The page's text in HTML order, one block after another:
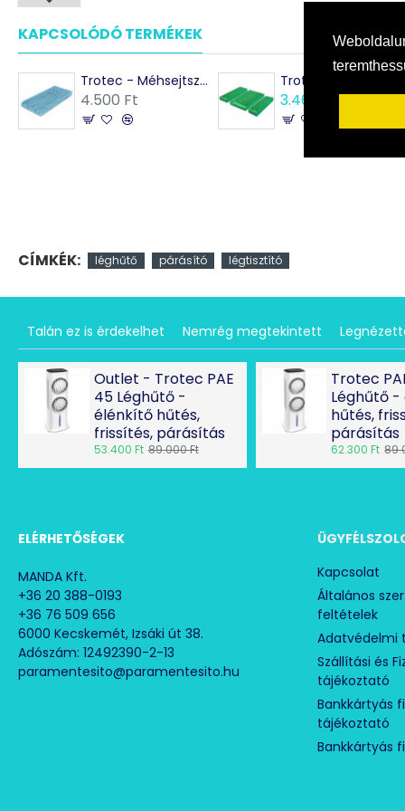
KAPCSOLÓDÓ TERMÉKEK MÁSOK EZEKET
Trotec - Méhsejtszűrő PAE 26 léghűtőhöz
4.500 Ft 3.465 Ft
CÍMKÉK: léghűtő párásító légtisztító
Talán ez is érdekelhet Nemrég megtekintett
Outlet - Trotec PAE
45 Léghűtő -
élénkítő hűtés,
frissítés, párásítás
53.400 Ft 89.000 Ft
Trotec
Léghűtő
hűtés,
párásítás
62.300 Ft
ELÉRHETŐSÉGEK
MANDA Kft.
+36 20 388-0193
+36 76 509 656
6000 Kecskemét, Izsáki út 38.
Adószám: 12492390-2-13
paramentesito@paramentesito.hu
Kapcsolat
Általános
feltételek
Adatvédelmi
Szállítási és
tájékoztató
Bankkártyás
tájékoztató
Bankkártyás